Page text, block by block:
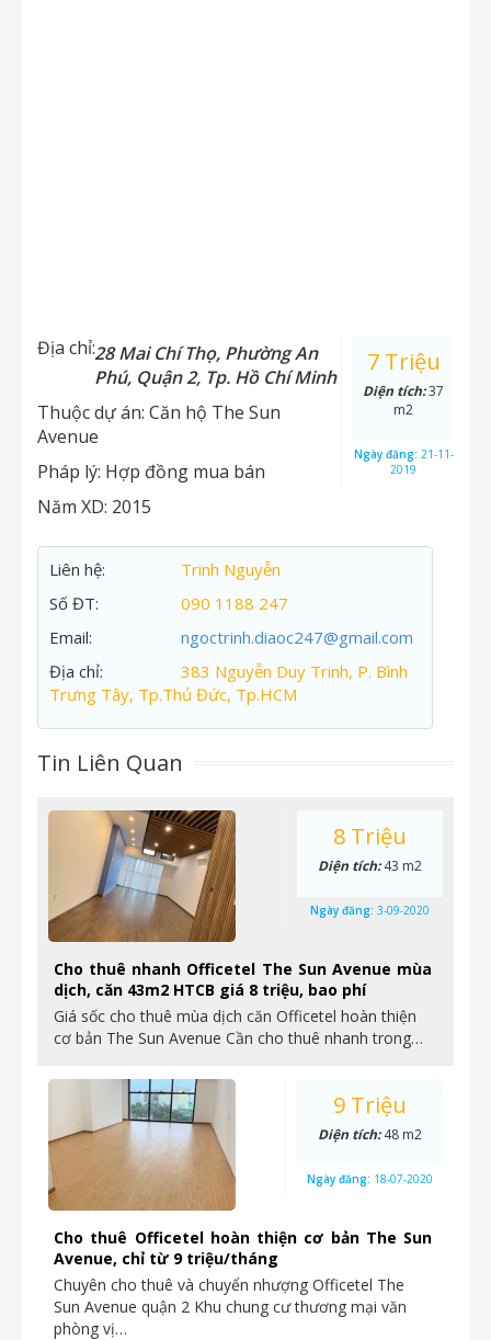
Địa chỉ:28 Mai Chí Thọ, Phường An
Phú, Quận 2, Tp. Hồ Chí Minh
Thuộc dự án: Căn hộ The Sun
Avenue
Pháp lý: Hợp đồng mua bán
Năm XD: 2015
7 Triệu
Diện tích:37
m2
Ngày đăng: 21-11-
2019
Liên hệ:
Trinh Nguyễn
Số ĐT:
090 1188 247
Email:
ngoctrinh.diaoc247@gmail.com
Địa chỉ:
383 Nguyễn Duy Trinh, P. Bình
Trưng Tây, Tp.Thủ Đức, Tp.HCM
Tin Liên Quan
Cho thuê nhanh Officetel The Sun Avenue mùa
dịch, căn 43m2 HTCB giá 8 triệu, bao phí
Giá sốc cho thuê mùa dịch căn Officetel hoàn thiện
cơ bản The Sun Avenue Cần cho thuê nhanh trong…
8 Triệu
Diện tích:43 m2
Ngày đăng: 3-09-2020
Cho thuê Officetel hoàn thiện cơ bản The Sun
Avenue, chỉ từ 9 triệu/tháng
Chuyên cho thuê và chuyển nhượng Officetel The
Sun Avenue quận 2 Khu chung cư thương mại văn
phòng vị…
9 Triệu
Diện tích:48 m2
Ngày đăng: 18-07-2020